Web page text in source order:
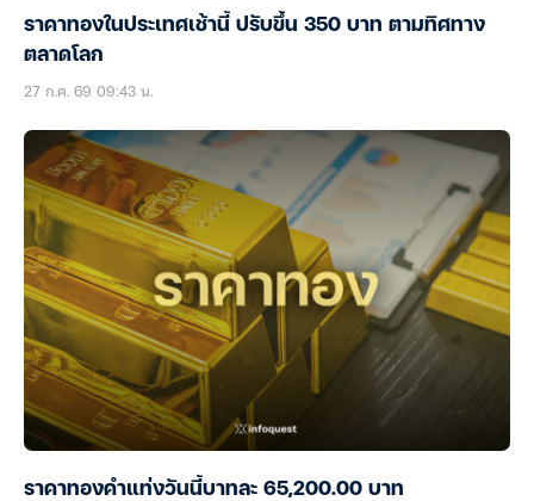
ราคาทองในประเทศเช้านี้ ปรับขึ้น 350 บาท ตามทิศทาง
ตลาดโลก
27 ก.ค. 69 09:43 น.
ราคาทองคำแท่งวันนี้บาทละ 65,200.00 บาท